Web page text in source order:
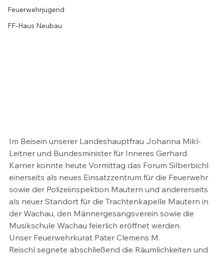
Feuerwehrjugend
FF-Haus Neubau
Im Beisein unserer Landeshauptfrau Johanna Mikl-
Leitner und Bundesminister für Inneres Gerhard
Karner konnte heute Vormittag das Forum Silberbichl
einerseits als neues Einsatzzentrum für die Feuerwehr
sowie der Polizeiinspektion Mautern und andererseits
als neuer Standort für die Trachtenkapelle Mautern in
der Wachau, den Männergesangsverein sowie die
Musikschule Wachau feierlich eröffnet werden.
Unser Feuerwehrkurat Pater Clemens M.
Reischl segnete abschließend die Räumlichkeiten und